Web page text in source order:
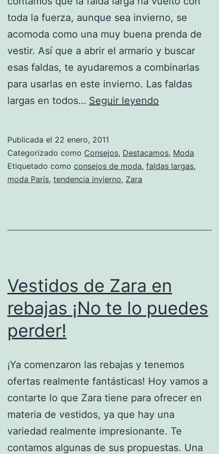
toda la fuerza, aunque sea invierno, se
acomoda como una muy buena prenda de
vestir. Así que a abrir el armario y buscar
esas faldas, te ayudaremos a combinarlas
para usarlas en este invierno. Las faldas
largas en todos… Seguir leyendo
falda
hasta
Publicada el 22 enero, 2011
Categorizado como Consejos, Destacamos, Moda
Etiquetado como consejos de moda, faldas largas,
moda París, tendencia invierno, Zara
Vestidos de Zara en
rebajas ¡No te lo puedes
perder!
¡Ya comenzaron las rebajas y tenemos
ofertas realmente fantásticas! Hoy vamos a
contarte lo que Zara tiene para ofrecer en
materia de vestidos, ya que hay una
variedad realmente impresionante. Te
contamos algunas de sus propuestas. Una